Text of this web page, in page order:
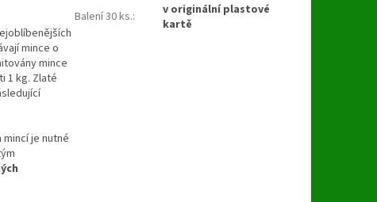
mince o
mince
1 kg. Zlaté
je nutné
Balení 30 ks.:
v originální plastové
kartě